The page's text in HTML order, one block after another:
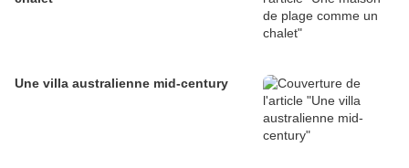
Une villa australienne mid-century